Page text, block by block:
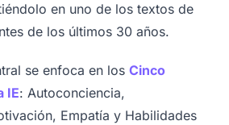
en uno de los textos de
de los últimos 30 años.
se enfoca en los Cinco
IE: Autoconciencia,
Empatía y Habilidades